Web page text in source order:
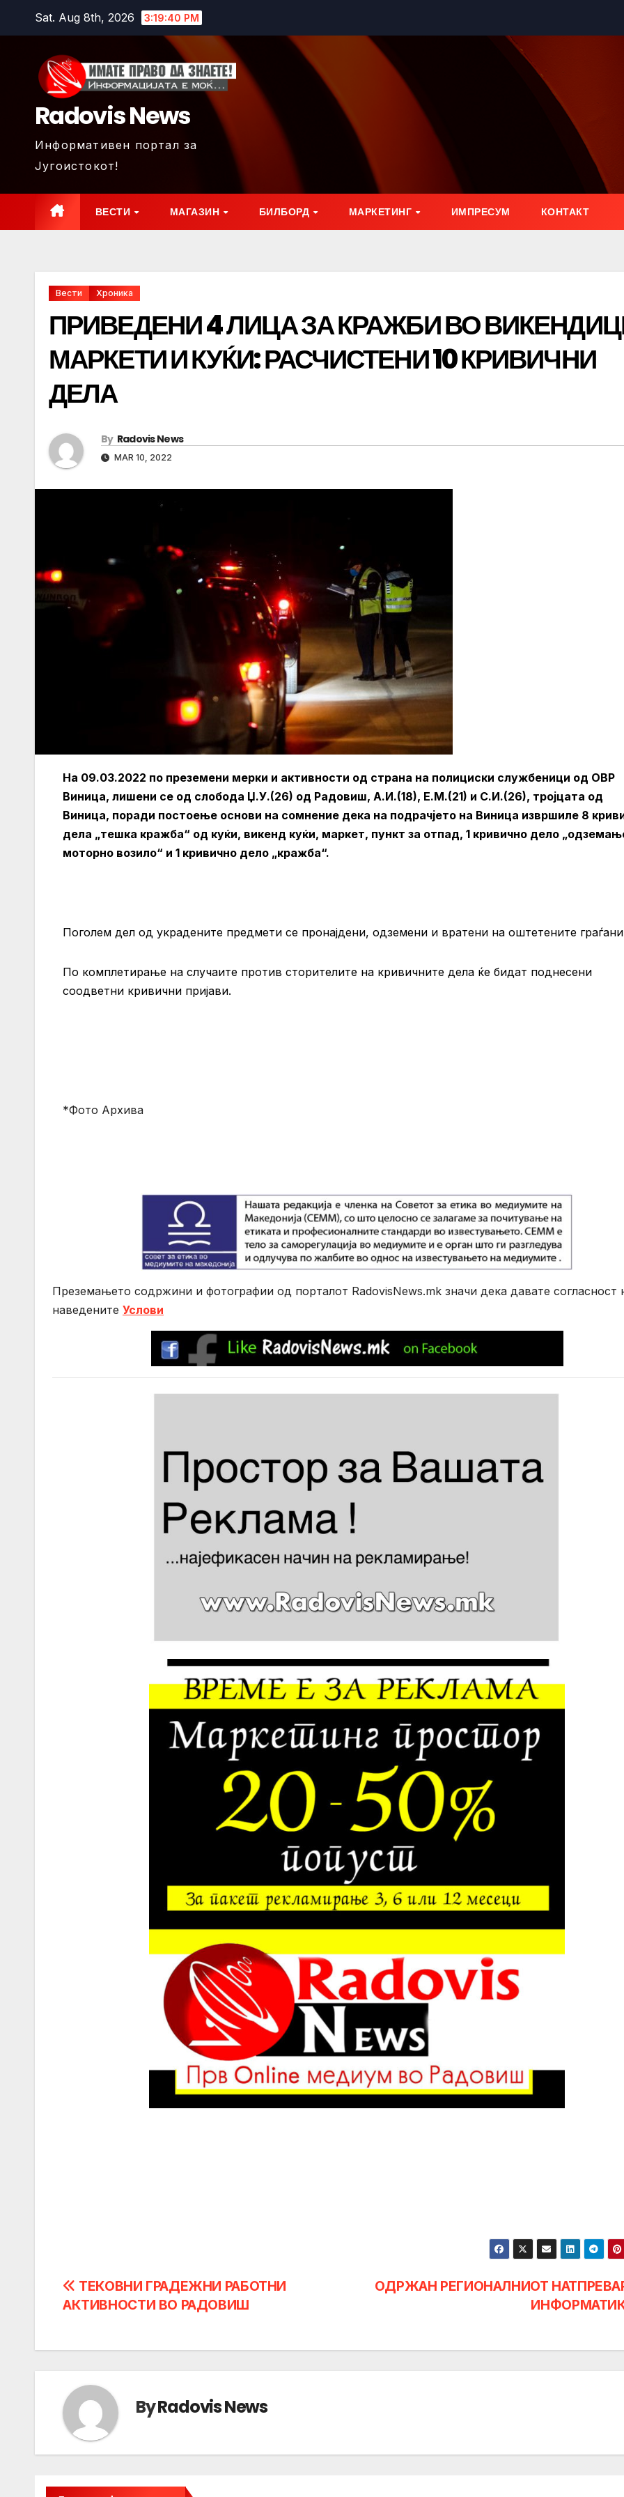
Sat. Aug 8th, 2026 3:19:42 PM
Radovis News
Информативен портал за
Југоистокот!
ВЕСТИ МАГАЗИН БИЛБОРД МАРКЕТИНГ ИМПРЕСУМ КОНТАКТ
Вести Хроника
ПРИВЕДЕНИ 4 ЛИЦА ЗА КРАЖБИ ВО
МАРКЕТИ И КУЌИ: РАСЧИСТЕНИ 10 КРИВИЧНИ
ДЕЛА
By Radovis News
MAR 10, 2022
На 09.03.2022 по преземени мерки и активности од страна на полициски службеници од ОВР
Виница, лишени се од слобода Џ.У.(26) од Радовиш, А.И.(18), Е.М.(21) и С.И.(26), тројцата од
Виница, поради постоење основи на сомнение дека на подрачјето на Виница извршиле 8
дела „тешка кражба“ од куќи, викенд куќи, маркет, пункт за отпад, 1 кривично дело
моторно возило“ и 1 кривично дело „кражба“.
Поголем дел од украдените предмети се пронајдени, одземени и вратени на оштетените
По комплетирање на случаите против сторителите на кривичните дела ќе бидат поднесени
соодветни кривични пријави.
*Фото Архива
Преземањето содржини и фотографии од порталот RadovisNews.mk значи дека давате согласност
нaведените Услови
Post
navigation
ОДРЖАН РЕГИОНАЛНИОТ
ТЕКОВНИ ГРАДЕЖНИ РАБОТНИ
АКТИВНОСТИ ВО РАДОВИШ
ByRadovis News